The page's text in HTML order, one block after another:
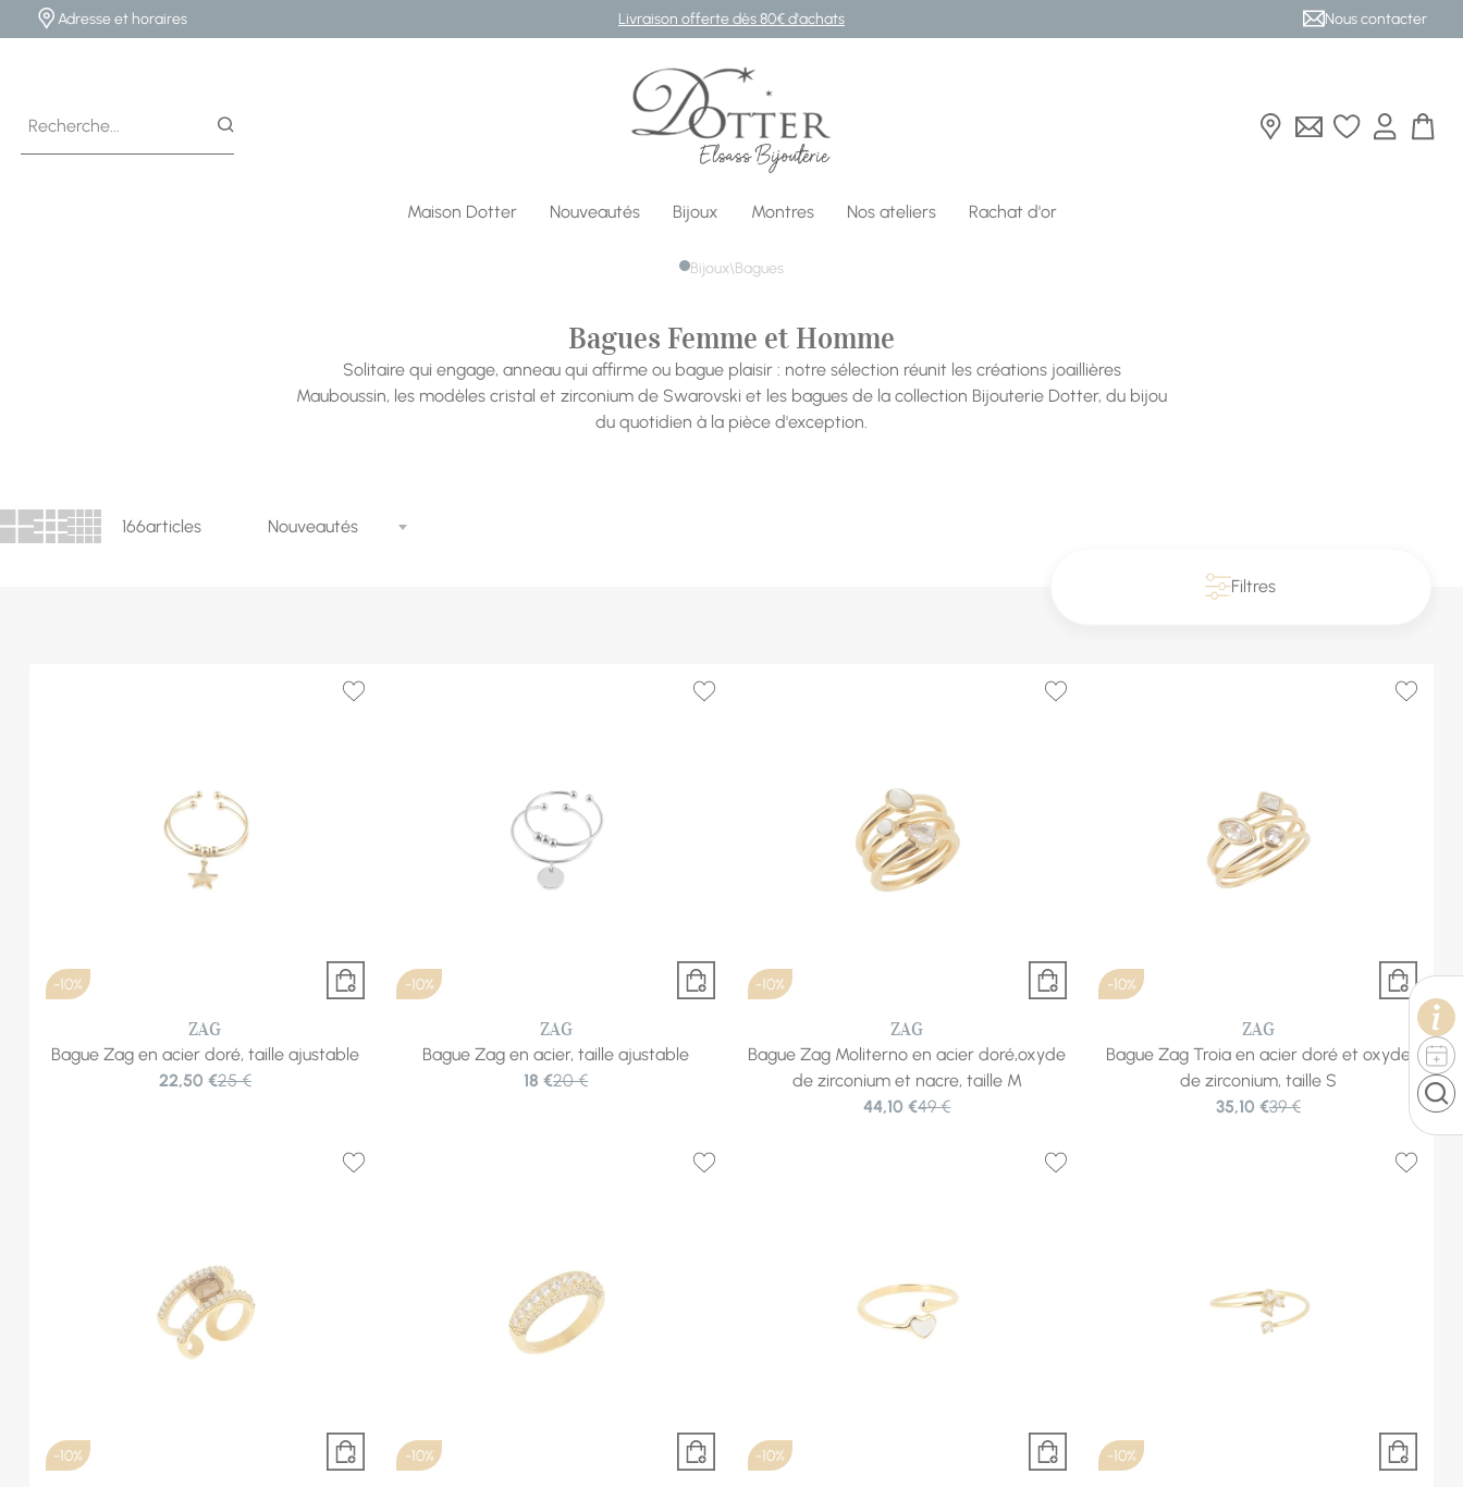
Adresse et horaires Livraison offerte dès 80€ d'achats Nous contacter
Bijouterie DOTTER
Maison Dotter Nouveautés Bijoux Montres Nos ateliers Rachat d'or
Bijoux\Bagues
Bagues Femme et Homme
Solitaire qui engage, anneau qui affirme ou bague plaisir : notre sélection réunit les créations joaillières
Mauboussin, les modèles cristal et zirconium de Swarovski et les bagues de la collection Bijouterie Dotter, du bijou
du quotidien à la pièce d'exception.
166articles Nouveautés
Filtres
-10%
ZAG
Bague Zag en acier doré, taille ajustable
22,50 €25 €
-10%
ZAG
Bague Zag en acier, taille ajustable
18 €20 €
-10%
ZAG
Bague Zag Moliterno en acier doré,oxyde
de zirconium et nacre, taille M
44,10 €49 €
-10%
ZAG
Bague Zag Troia en acier doré et oxyde
de zirconium, taille S
35,10 €39 €
-10% -10% -10% -10%